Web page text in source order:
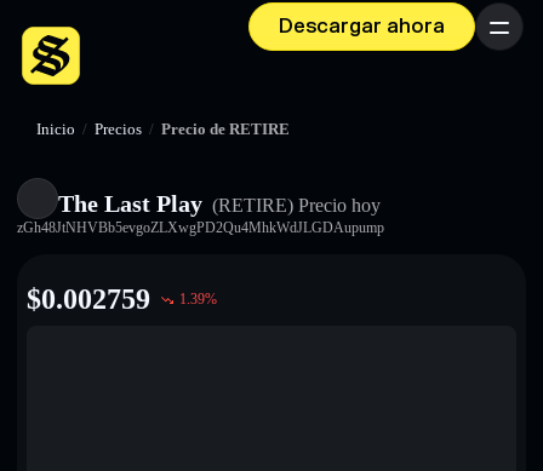
Descargar ahora Menú
Inicio / Precios / Precio de RETIRE
The Last Play (RETIRE) Precio hoy
zGh48JtNHVBb5evgoZLXwgPD2Qu4MhkWdJLGDAupump
$0.002759 1.39%